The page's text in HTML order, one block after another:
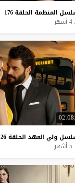
المنظمة الحلقة 176
ولي العهد الحلقة 26